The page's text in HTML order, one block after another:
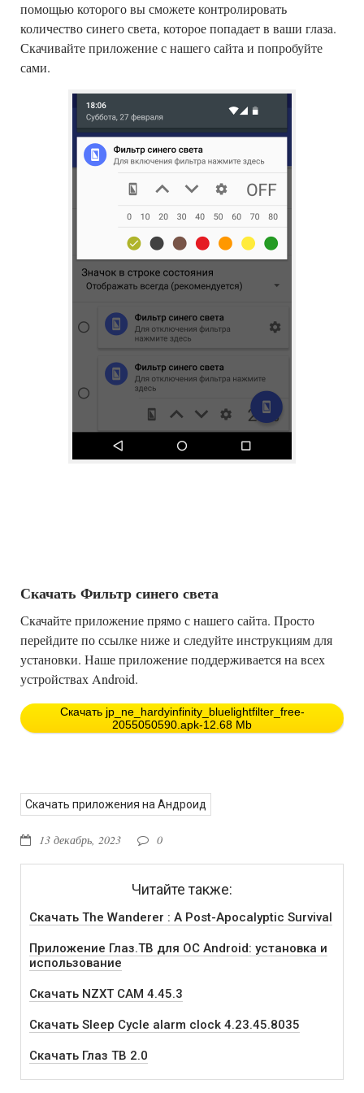
помощью которого вы сможете контролировать
количество синего света, которое попадает в ваши глаза.
Скачивайте приложение с нашего сайта и попробуйте
сами.
Скачать Фильтр синего света
Скачайте приложение прямо с нашего сайта. Просто
перейдите по ссылке ниже и следуйте инструкциям для
установки. Наше приложение поддерживается на всех
устройствах Android.
Скачать jp_ne_hardyinfinity_bluelightfilter_free-
2055050590.apk-12.68 Mb
Скачать приложения на Андроид
13 декабрь, 2023 0
Читайте также:
Скачать The Wanderer : A Post-Apocalyptic Survival
Приложение Глаз.ТВ для ОС Android: установка и
использование
Скачать NZXT CAM 4.45.3
Скачать Sleep Cycle alarm clock 4.23.45.8035
Скачать Глаз ТВ 2.0